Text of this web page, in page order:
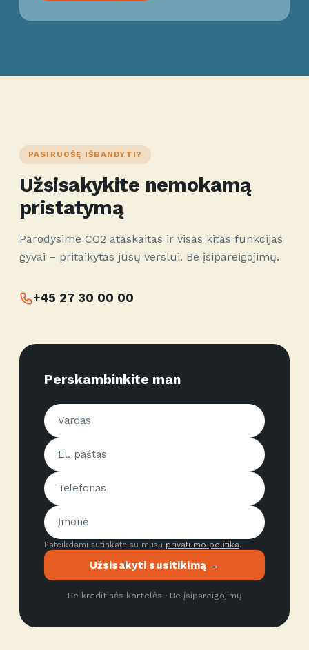
PASIRUOŠĘ IŠBANDYTI?
Užsisakykite nemokamą
pristatymą
Parodysime CO2 ataskaitas ir visas kitas funkcijas
gyvai – pritaikytas jūsų verslui. Be įsipareigojimų.
+45 27 30 00 00
Perskambinkite man
Pateikdami sutinkate su mūsų privatumo politika.
Užsisakyti susitikimą →
Be kreditinės kortelės · Be įsipareigojimų